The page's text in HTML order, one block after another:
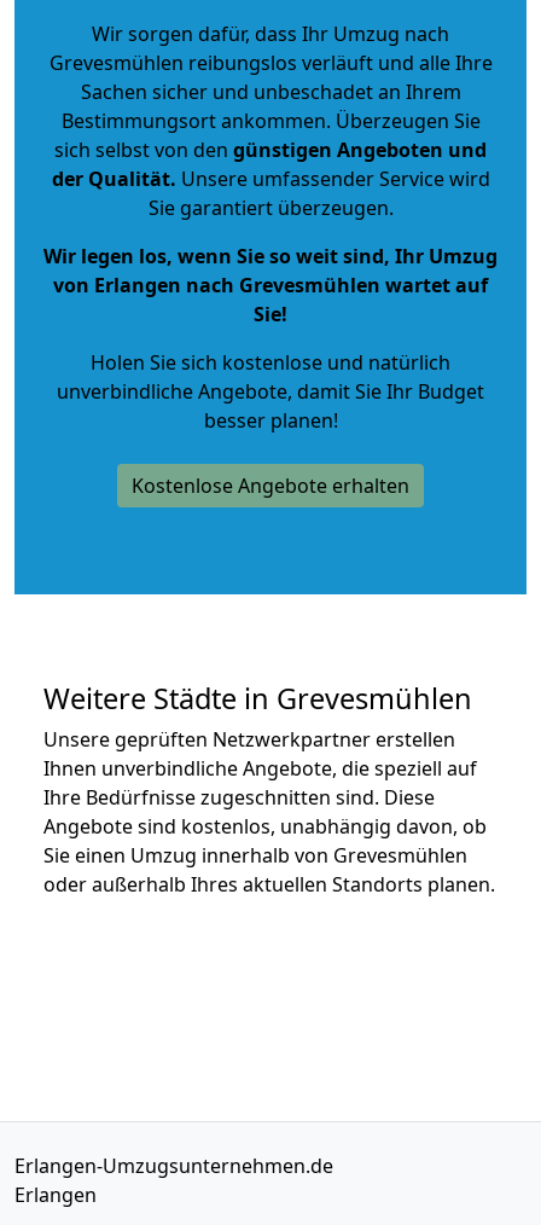
Wir sorgen dafür, dass Ihr Umzug nach
Grevesmühlen reibungslos verläuft und alle Ihre
Sachen sicher und unbeschadet an Ihrem
Bestimmungsort ankommen. Überzeugen Sie
sich selbst von den günstigen Angeboten und
der Qualität. Unsere umfassender Service wird
Sie garantiert überzeugen.
Wir legen los, wenn Sie so weit sind, Ihr Umzug
von Erlangen nach Grevesmühlen wartet auf
Sie!
Holen Sie sich kostenlose und natürlich
unverbindliche Angebote, damit Sie Ihr Budget
besser planen!
Kostenlose Angebote erhalten
Weitere Städte in Grevesmühlen
Unsere geprüften Netzwerkpartner erstellen
Ihnen unverbindliche Angebote, die speziell auf
Ihre Bedürfnisse zugeschnitten sind. Diese
Angebote sind kostenlos, unabhängig davon, ob
Sie einen Umzug innerhalb von Grevesmühlen
oder außerhalb Ihres aktuellen Standorts planen.
Erlangen-Umzugsunternehmen.de
Erlangen